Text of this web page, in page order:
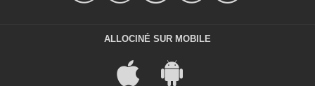
ALLOCINÉ SUR MOBILE